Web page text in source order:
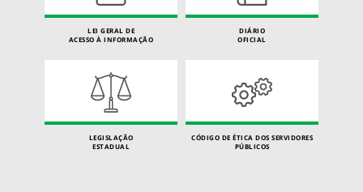
LEI GERAL DE
ACESSO À INFORMAÇÃO
DIÁRIO
OFICIAL
LEGISLAÇÃO
ESTADUAL
CÓDIGO DE ÉTICA DOS SERVIDORES
PÚBLICOS